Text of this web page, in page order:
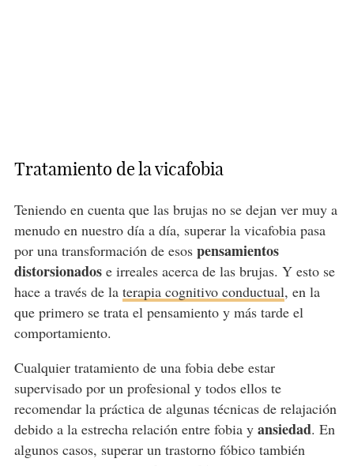
Tratamiento de la vicafobia
Teniendo en cuenta que las brujas no se dejan ver muy a
menudo en nuestro día a día, superar la vicafobia pasa
por una transformación de esos pensamientos
distorsionadose irreales acerca de las brujas. Y esto se
hace a través de la terapia cognitivo conductual, en la
que primero se trata el pensamiento y más tarde el
comportamiento.
Cualquier tratamiento de una fobia debe estar
supervisado por un profesional y todos ellos te
recomendar la práctica de algunas técnicas de relajación
debido a la estrecha relación entre fobia y ansiedad. En
algunos casos, superar un trastorno fóbico también